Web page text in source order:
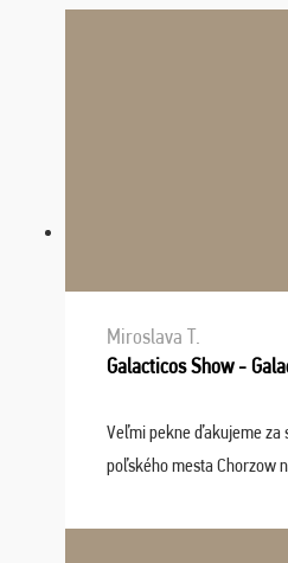
Miroslava T.
Galacticos Show -
Veľmi pekne ďakujeme za
poľského mesta Chorzow
Navštívili sme aj zábavný